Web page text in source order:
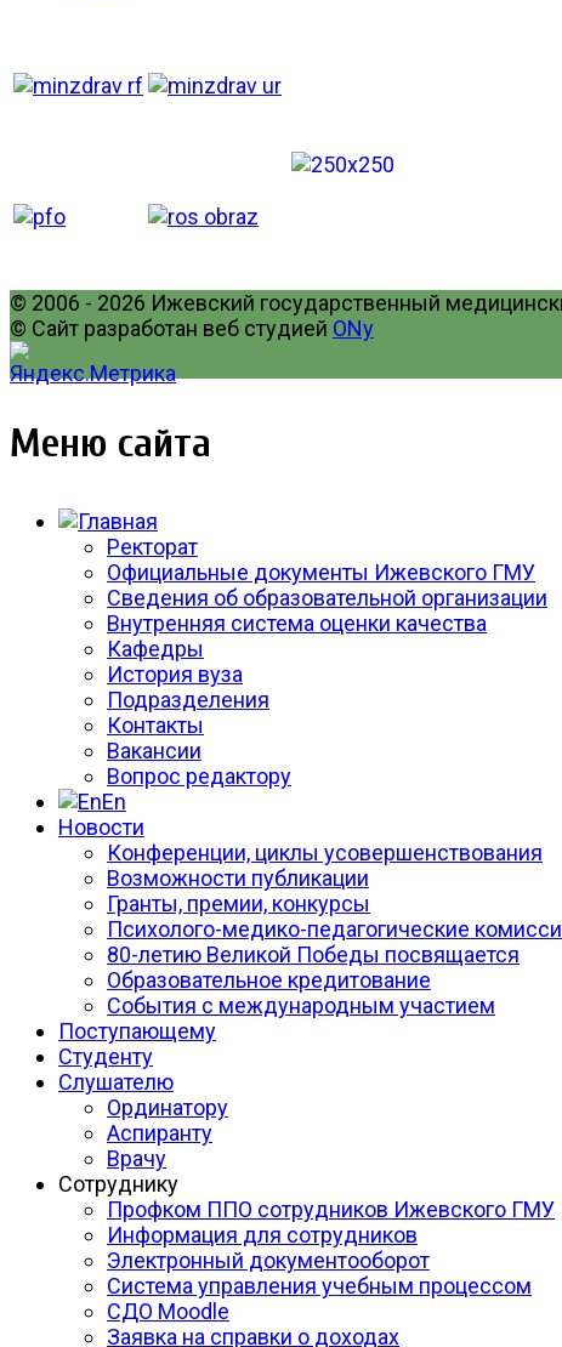
© 2006 - 2026 Ижевский государственный
© Сайт разработан веб студией ONy
Меню сайта
Ректорат
Официальные документы Ижевского ГМУ
Сведения об образовательной организации
Внутренняя система оценки качества
Кафедры
История вуза
Подразделения
Контакты
Вакансии
Вопрос редактору
En
Новости
Конференции, циклы усовершенствования
Возможности публикации
Гранты, премии, конкурсы
Психолого-медико-педагогические
80-летию Великой Победы посвящается
Образовательное кредитование
События с международным участием
Поступающему
Студенту
Слушателю
Ординатору
Аспиранту
Врачу
Сотруднику
Профком ППО сотрудников Ижевского ГМУ
Информация для сотрудников
Электронный документооборот
Система управления учебным процессом
СДО Moodle
Заявка на справки о доходах